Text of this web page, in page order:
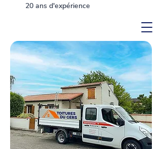
20 ans d'expérience